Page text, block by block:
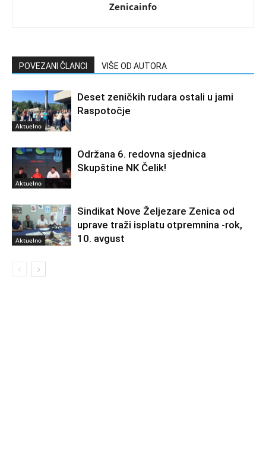
Zenicainfo
POVEZANI ČLANCI VIŠE OD AUTORA
Aktuelno
Deset zeničkih rudara ostali u jami
Raspotočje
Aktuelno
Održana 6. redovna sjednica
Skupštine NK Čelik!
Aktuelno
Sindikat Nove Željezare Zenica od
uprave traži isplatu otpremnina -rok,
10. avgust